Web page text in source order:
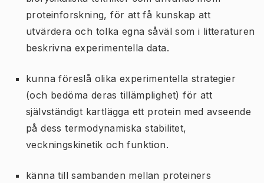
proteinforskning, för att få kunskap att
utvärdera och tolka egna såväl som i litteraturen
beskrivna experimentella data.
kunna föreslå olika experimentella strategier
(och bedöma deras tillämplighet) för att
självständigt kartlägga ett protein med avseende
på dess termodynamiska stabilitet,
veckningskinetik och funktion.
känna till sambanden mellan proteiners